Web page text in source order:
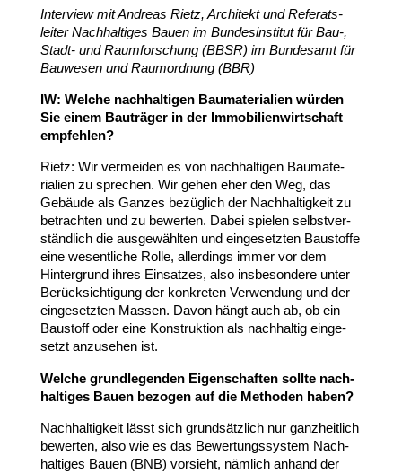
Interview mit Andreas Rietz, Architekt und Refe­rats­
leiter Nach­hal­tiges Bauen im Bundes­in­stitut für Bau‑,
Stadt- und Raum­for­schung (BBSR) im Bundesamt für
Bauwesen und Raum­ordnung (BBR)
IW: Welche nach­hal­tigen Bauma­te­rialien würden
Sie einem Bauträger in der Immo­bi­li­en­wirt­schaft
empfehlen?
Rietz: Wir vermeiden es von nach­hal­tigen Bauma­te­
rialien zu sprechen. Wir gehen eher den Weg, das
Gebäude als Ganzes bezüglich der Nach­hal­tigkeit zu
betrachten und zu bewerten. Dabei spielen selbst­ver­
ständlich die ausge­wählten und einge­setzten Baustoffe
eine wesent­liche Rolle, aller­dings immer vor dem
Hinter­grund ihres Einsatzes, also insbe­sondere unter
Berück­sich­tigung der konkreten Verwendung und der
einge­setzten Massen. Davon hängt auch ab, ob ein
Baustoff oder eine Konstruktion als nach­haltig einge­
setzt anzusehen ist.
Welche grund­le­genden Eigen­schaften sollte nach­
hal­tiges Bauen bezogen auf die Methoden haben?
Nach­hal­tigkeit lässt sich grund­sätzlich nur ganz­heitlich
bewerten, also wie es das Bewer­tungs­system Nach­
hal­tiges Bauen (BNB) vorsieht, nämlich anhand der